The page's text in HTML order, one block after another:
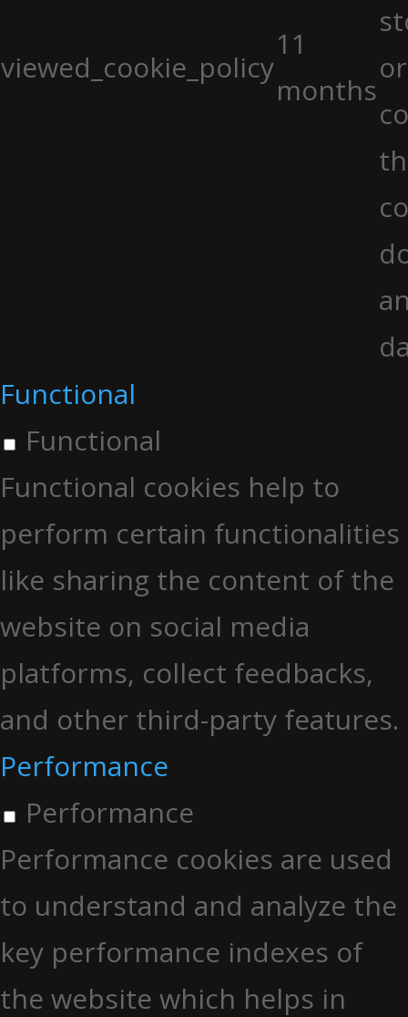
viewed_cookie_policy
11
months
Functional
Functional
Functional cookies help to
perform certain functionalities
like sharing the content of the
website on social media
platforms, collect feedbacks,
and other third-party features.
Performance
Performance
Performance cookies are used
to understand and analyze the
key performance indexes of
the website which helps in